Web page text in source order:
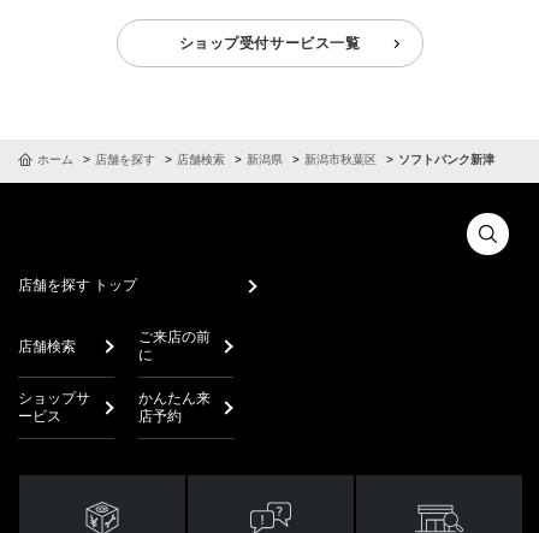
ショップ受付サービス一覧
ホーム 店舗を探す 店舗検索 新潟県 新潟市秋葉区 ソフトバンク新津
店舗を探す トップ
店舗検索
ご来店の前
に
ショップサ
ービス
かんたん来
店予約